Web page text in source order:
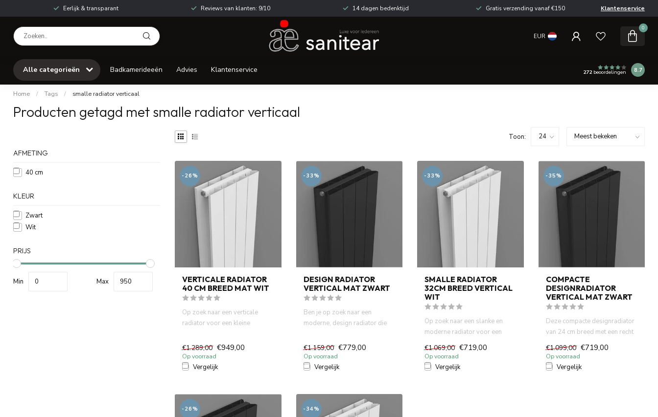
Eerlijk & transparant Reviews van klanten: 9/10 14 dagen bedenktijd Gratis verzending vanaf €150 Klantenservice
EUR
0
Alle categorieën Badkamerideeën Advies Klantenservice 272beoordelingen 8.7
Home / Tags / smalle radiator verticaal
Producten getagd met smalle radiator verticaal
AFMETING
40 cm
KLEUR
Zwart
Wit
PRIJS
Min Max
Toon:
-26%
VERTICALE RADIATOR
40 CM BREED MAT WIT
Op zoek naar een verticale
radiator voor een kleine
€1.289,00 €949,00
Op voorraad
Vergelijk
-33%
DESIGN RADIATOR
VERTICAL MAT ZWART
Ben je op zoek naar een
moderne, design radiator die
€1.159,00 €779,00
Op voorraad
Vergelijk
-33%
SMALLE RADIATOR
32CM BREED VERTICAL
WIT
Op zoek naar een slanke en
moderne radiator voor een
€1.069,00 €719,00
Op voorraad
Vergelijk
-35%
COMPACTE
DESIGNRADIATOR
VERTICAL MAT ZWART
Deze compacte designradiator
van 24 cm breed met een recht
€1.099,00 €719,00
Op voorraad
Vergelijk
-26% -34%